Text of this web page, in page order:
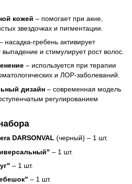
кожей – помогает при акне,
звездочках и пигментации.
насадка-гребень активирует
и стимулирует рост волос.
– используется при терапии
и ЛОР-заболеваний.
дизайн – современная модель
регулированием
DARSONVAL (черный) – 1 шт.
– 1 шт.
– 1 шт.
– 1 шт.